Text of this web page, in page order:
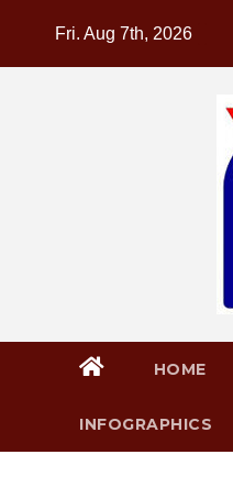
Fri. Aug 7th, 2026
HOME
INFOGRAPHICS